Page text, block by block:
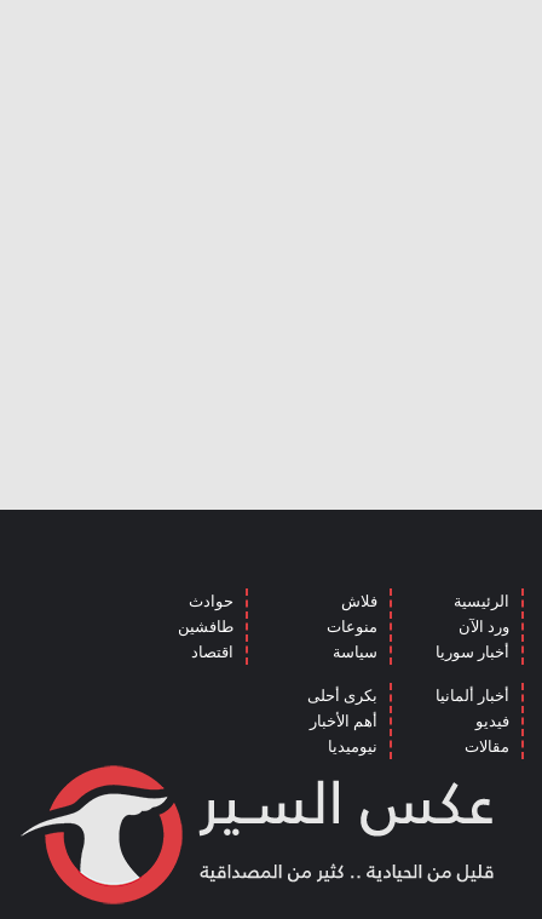
الرئيسية
ورد الآن
أخبار سوريا
فلاش
منوعات
سياسة
حوادث
طافشين
اقتصاد
أخبار ألمانيا
فيديو
مقالات
بكرى أحلى
أهم الأخبار
نيوميديا